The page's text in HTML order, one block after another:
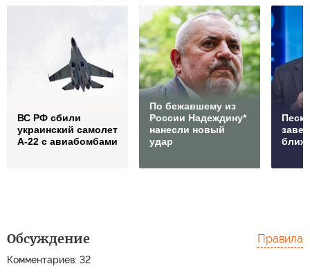
ВС РФ сбили
украинский самолет
А-22 с авиабомбами
По бежавшему из
России Надеждину*
нанесли новый
удар
Обсуждение
Комментариев: 32
Правила